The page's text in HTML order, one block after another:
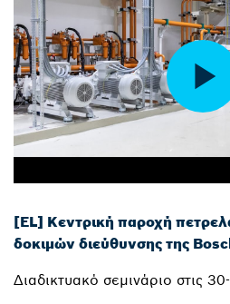
[EL] Κεντρική παροχή
δοκιμών διεύθυνσης της
Διαδικτυακό σεμινάριο στις